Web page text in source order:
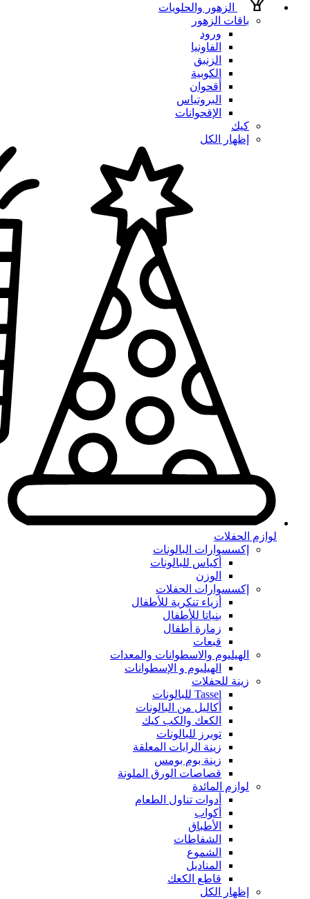
الزهور والحلويات
باقات الزهور
ورود
الفاونيا
الزنبق
الكوبية
أقحوان
البروتياس
الإقحوانات
كيك
إظهار الكل
لوازم الحفلات
إكسسوارات البالونات
أكياس للبالونات
الوزن
إكسسوارات الحفلات
أزياء تنكرية للأطفال
بنياتا للأطفال
زمارة أطفال
قبعات
الهيليوم والاسطوانات والمعدات
الهيليوم و الإسطوانات
زينة للحفلات
Tassel للبالونات
أكاليل من البالونات
الكعك والكب كيك
توبرز للبالونات
زينة الرايات المعلقة
زينة بوم بومس
قصاصات الورق الملونة
لوازم المائدة
أدوات تناول الطعام
أكواب
الأطباق
الشفاطات
الشموع
المناديل
قاطع الكعك
إظهار الكل